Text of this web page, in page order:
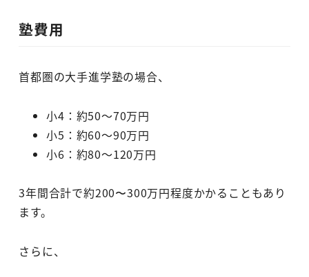
塾費用
首都圏の大手進学塾の場合、
小4：約50～70万円
小5：約60～90万円
小6：約80～120万円
3年間合計で約200〜300万円程度かかることもあり
ます。
さらに、